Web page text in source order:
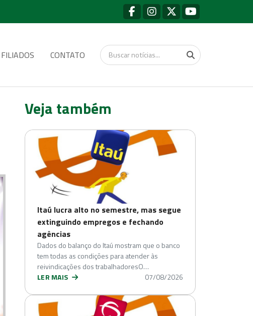
FILIADOS CONTATO
Veja também
Itaú lucra alto no semestre, mas segue
extinguindo empregos e fechando
agências
Dados do balanço do Itaú mostram que o banco
tem todas as condições para atender às
reivindicações dos trabalhadoresO…
LER MAIS
07/08/2026